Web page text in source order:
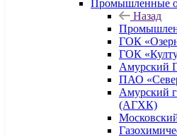
Промышленные
Назад
ГОК
ГОК
Амурский
ПАО
Амурский
(АГХК)